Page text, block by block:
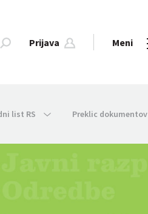
Prijava Meni
list RS Preklic dokumentov